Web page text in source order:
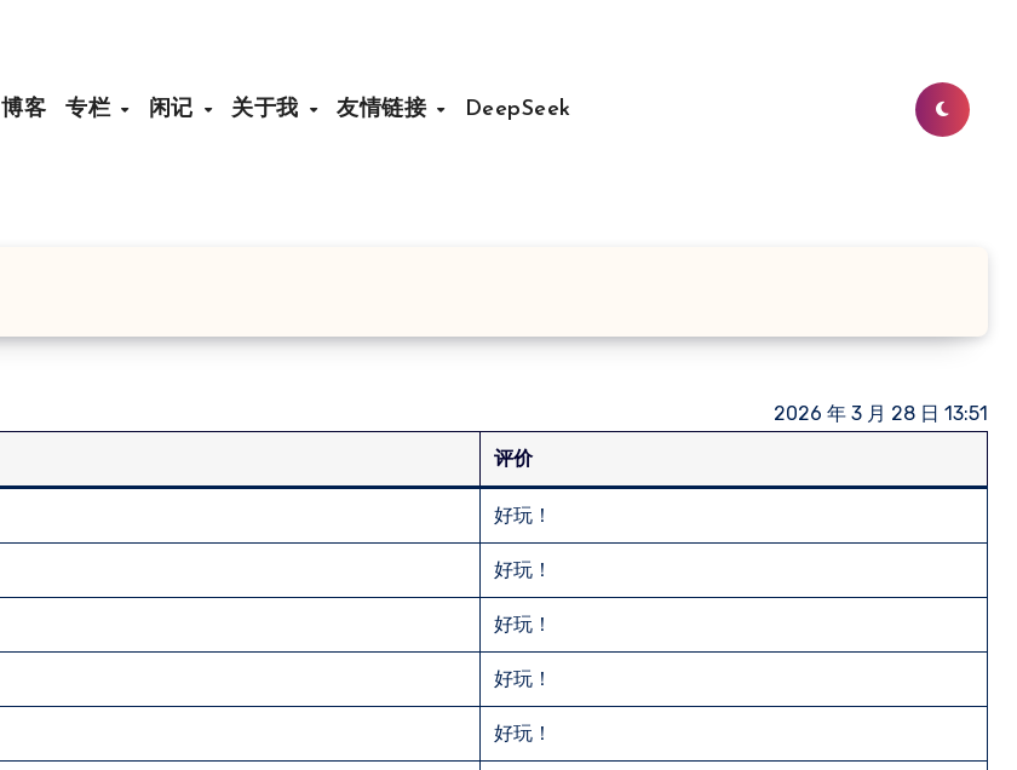
博客 专栏 闲记 关于我 友情链接 DeepSeek
2026 年 3 月 28 日 13:51
评价
好玩！
好玩！
好玩！
好玩！
好玩！